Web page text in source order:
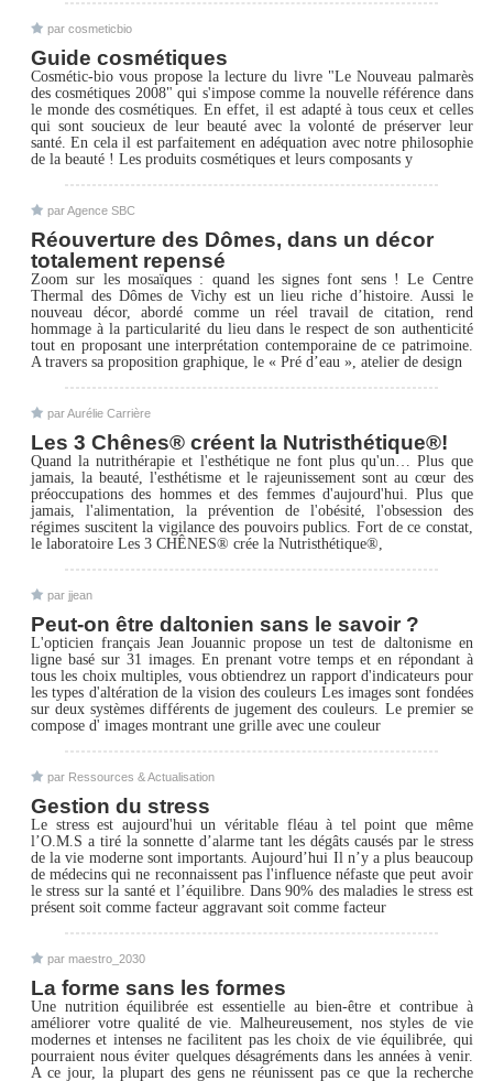
par cosmeticbio
Guide cosmétiques
Cosmétic-bio vous propose la lecture du livre "Le Nouveau palmarès
des cosmétiques 2008" qui s'impose comme la nouvelle référence dans
le monde des cosmétiques. En effet, il est adapté à tous ceux et celles
qui sont soucieux de leur beauté avec la volonté de préserver leur
santé. En cela il est parfaitement en adéquation avec notre philosophie
de la beauté ! Les produits cosmétiques et leurs composants y
par Agence SBC
Réouverture des Dômes, dans un décor
totalement repensé
Zoom sur les mosaïques : quand les signes font sens ! Le Centre
Thermal des Dômes de Vichy est un lieu riche d’histoire. Aussi le
nouveau décor, abordé comme un réel travail de citation, rend
hommage à la particularité du lieu dans le respect de son authenticité
tout en proposant une interprétation contemporaine de ce patrimoine.
A travers sa proposition graphique, le « Pré d’eau », atelier de design
par Aurélie Carrière
Les 3 Chênes® créent la Nutristhétique®!
Quand la nutrithérapie et l'esthétique ne font plus qu'un… Plus que
jamais, la beauté, l'esthétisme et le rajeunissement sont au cœur des
préoccupations des hommes et des femmes d'aujourd'hui. Plus que
jamais, l'alimentation, la prévention de l'obésité, l'obsession des
régimes suscitent la vigilance des pouvoirs publics. Fort de ce constat,
le laboratoire Les 3 CHÊNES® crée la Nutristhétique®,
par jjean
Peut-on être daltonien sans le savoir ?
L'opticien français Jean Jouannic propose un test de daltonisme en
ligne basé sur 31 images. En prenant votre temps et en répondant à
tous les choix multiples, vous obtiendrez un rapport d'indicateurs pour
les types d'altération de la vision des couleurs Les images sont fondées
sur deux systèmes différents de jugement des couleurs. Le premier se
compose d' images montrant une grille avec une couleur
par Ressources & Actualisation
Gestion du stress
Le stress est aujourd'hui un véritable fléau à tel point que même
l’O.M.S a tiré la sonnette d’alarme tant les dégâts causés par le stress
de la vie moderne sont importants. Aujourd’hui Il n’y a plus beaucoup
de médecins qui ne reconnaissent pas l'influence néfaste que peut avoir
le stress sur la santé et l’équilibre. Dans 90% des maladies le stress est
présent soit comme facteur aggravant soit comme facteur
par maestro_2030
La forme sans les formes
Une nutrition équilibrée est essentielle au bien-être et contribue à
améliorer votre qualité de vie. Malheureusement, nos styles de vie
modernes et intenses ne facilitent pas les choix de vie équilibrée, qui
pourraient nous éviter quelques désagréments dans les années à venir.
A ce jour, la plupart des gens ne réunissent pas ce que la recherche